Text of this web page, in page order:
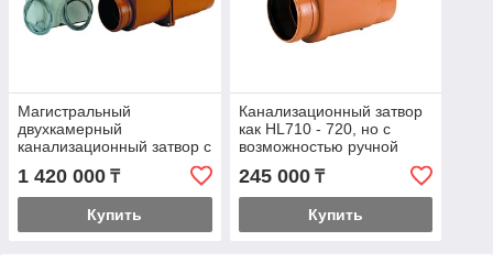
Магистральный
двухкамерный
канализационный затвор с
HL710.2EPC
1 420 000 ₸
Купить
Канализационный затвор
как HL710 - 720, но с
возможностью ручной
закрытом положении
245 000₸
Купить